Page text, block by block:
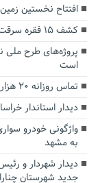
افتتاح نخستین
کشف ۱۵ فقره سرقت کابل‌های شرکت برق در درگز
پروژه‌های طرح
است
تماس روزانه ۲۰ هزار تلفن با ۱۱۰ خراسان رضوی
دیدار استاندار
به مشهد
دیدار شهردار و
جدید شهرستان